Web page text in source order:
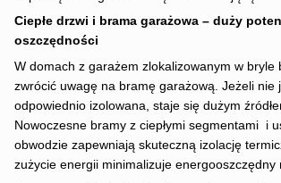
Ciepłe drzwi i brama garażowa – duży
oszczędności
W domach z garażem zlokalizowanym w bryle
zwrócić uwagę na bramę garażową. Jeżeli nie
odpowiednio izolowana, staje się dużym
Nowoczesne bramy z ciepłymi segmentami i
obwodzie zapewniają skuteczną izolację
zużycie energii minimalizuje energooszczędny